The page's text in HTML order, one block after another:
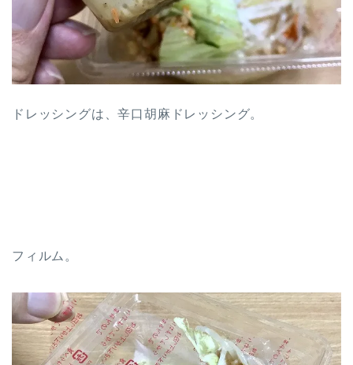
ドレッシングは、辛口胡麻ドレッシング。
フィルム。